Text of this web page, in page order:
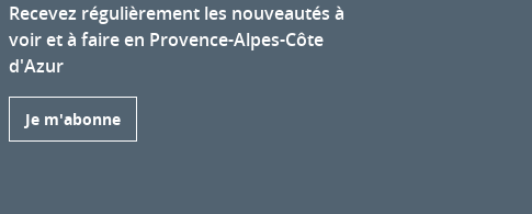
Recevez régulièrement les nouveautés à
voir et à faire en Provence-Alpes-Côte
d'Azur
Je m'abonne